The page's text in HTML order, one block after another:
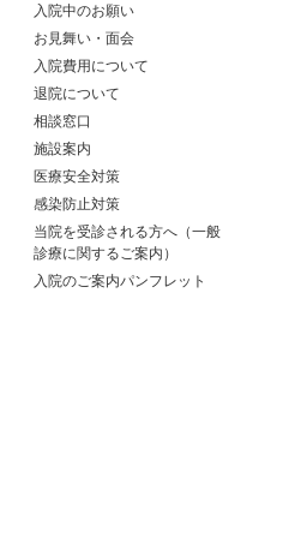
入院中のお願い
お見舞い・面会
入院費用について
退院について
相談窓口
施設案内
医療安全対策
感染防止対策
当院を受診される方へ（一般
診療に関するご案内）
入院のご案内パンフレット